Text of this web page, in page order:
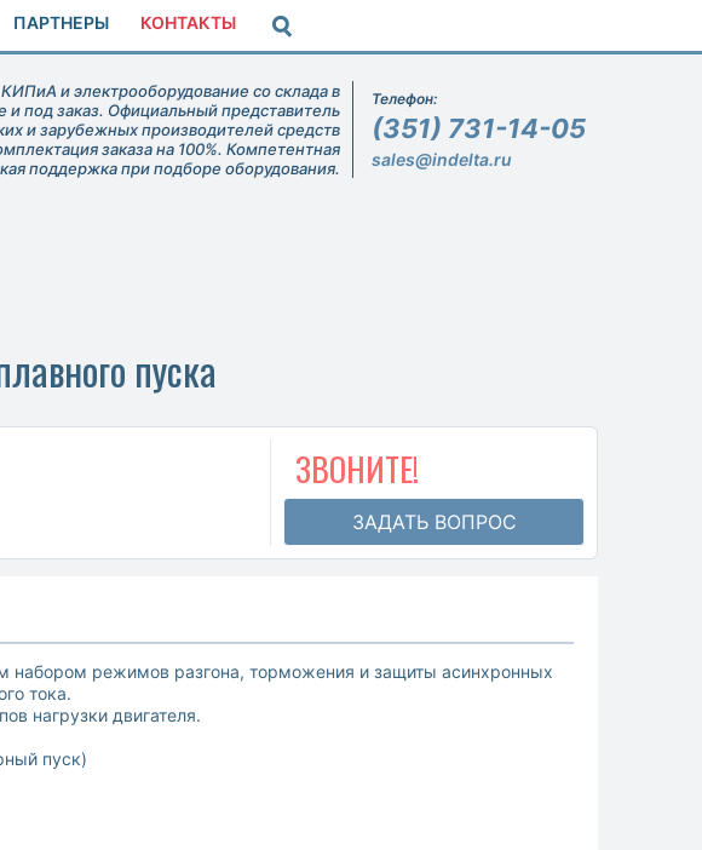
ПАРТНЕРЫ КОНТАКТЫ
и электрооборудование со склада в
и под заказ. Официальный представитель
и зарубежных производителей средств
заказа на 100%. Компетентная
поддержка при подборе оборудования.
Телефон:
(351) 731-14-05
sales@indelta.ru
пуска
ЗВОНИТЕ!
ЗАДАТЬ ВОПРОС
набором режимов разгона, торможения и защиты асинхронных
тока.
нагрузки двигателя.
пуск)